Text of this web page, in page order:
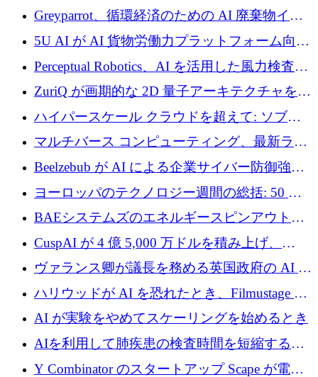
会社です」とフランス人の「控えめな」後任
者は言う
Greyparrot、循環経済のための AI 廃棄物イン
テリジェンスを拡張するためにシリーズ B で
2,700 万ドルを確保
5U AI が AI 貨物労働力プラットフォーム向け
に 320 万ドルのプレシードを獲得
Perceptual Robotics、AI を活用した風力検査の
規模拡大に向けて 400 万ポンド以上を確保
ZuriQ が画期的な 2D 量子アーキテクチャを拡
張するために 2,550 万ドルを調達
ハイパースケール クラウドを超えて: ソブリ
ン コンピューティングに対する DFINITY の
ビジョン
マルチバース コンピューティング、最新ラウ
ンドで最大 5 億 7,000 万ドルを目標
Beelzebub が AI による企業サイバー防御強化
のために 300 万ユーロを調達
ヨーロッパのテクノロジー週間の総括: 50 以
上の取引に 10 億ユーロ以上を投資
BAEシステムズのエネルギースピンアウト原
子力タービンが1500万ポンドの資金調達でス
テルスから浮上
CuspAI が 4 億 5,000 万ドルを積み上げ、
Resist.UA が 5,000 万ユーロの基金を立ち上
げ、DSIT が廃止される
ヴァランス卿が議長を務める英国政府の AI タ
スクフォースが発足
ハリウッドが AI を恐れたとき、Filmustage は
代わりにプリプロダクションに賭けました
AI が実験をやめてスケーリングを始めるとき
AIを利用して肺疾患の検査時間を短縮する英
国のヘルステック挑戦者が1900万ドルを獲得
Y Combinator のスタートアップ Scape が電子